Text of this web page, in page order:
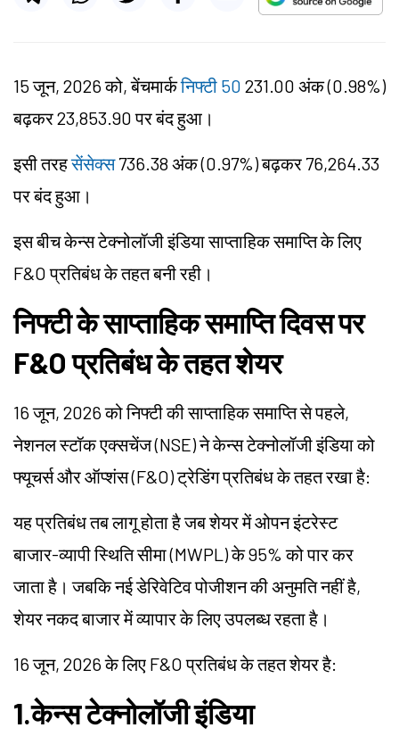
15 जून, 2026 को, बेंचमार्कनिफ्टी 50 231.00 अंक (0.98%)
बढ़कर 23,853.90 पर बंद हुआ।
इसी तरहसेंसेक्स736.38 अंक (0.97%) बढ़कर 76,264.33
पर बंद हुआ।
इस बीच केन्स टेक्नोलॉजी इंडिया साप्ताहिक समाप्ति के लिए
F&O प्रतिबंध के तहत बनी रही।
निफ्टी के साप्ताहिक समाप्ति दिवस पर
F&O प्रतिबंध के तहत शेयर
16 जून, 2026 को निफ्टी की साप्ताहिक समाप्ति से पहले,
नेशनल स्टॉक एक्सचेंज (NSE) ने केन्स टेक्नोलॉजी इंडिया को
फ्यूचर्स और ऑप्शंस (F&O) ट्रेडिंग प्रतिबंध के तहत रखा है:
यह प्रतिबंध तब लागू होता है जब शेयर में ओपन इंटरेस्ट
बाजार-व्यापी स्थिति सीमा (MWPL) के 95% को पार कर
जाता है। जबकि नई डेरिवेटिव पोजीशन की अनुमति नहीं है,
शेयर नकद बाजार में व्यापार के लिए उपलब्ध रहता है।
16 जून, 2026 के लिए F&O प्रतिबंध के तहत शेयर है:
1.केन्स टेक्नोलॉजी इंडिया